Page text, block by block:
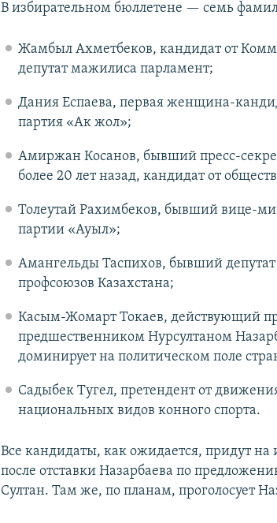
В избирательном бюллетене — семь
Жамбыл Ахметбеков, кандидат от
депутат мажилиса парламент;
Дания Еспаева, первая женщина-
партия «Ак жол»;
Амиржан Косанов, бывший пресс-
более 20 лет назад, кандидат от
Толеутай Рахимбеков, бывший вице-
партии «Ауыл»;
Амангельды Таспихов, бывший
профсоюзов Казахстана;
Касым-Жомарт Токаев, действующий
предшественником Нурсултаном
доминирует на политическом поле
Садыбек Тугел, претендент от
национальных видов конного спорта.
Все кандидаты, как ожидается, придут на
после отставки Назарбаева по
Султан. Там же, по планам, проголосует